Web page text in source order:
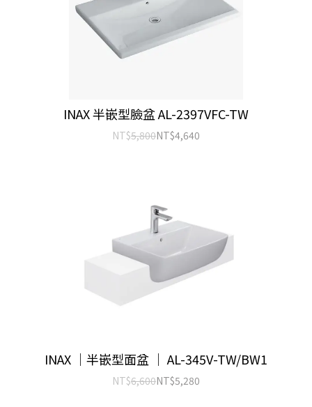
INAX 半嵌型臉盆 AL-2397VFC-TW
NT$5,800NT$4,640
INAX ｜半嵌型面盆 ｜ AL-345V-TW/BW1
NT$6,600NT$5,280